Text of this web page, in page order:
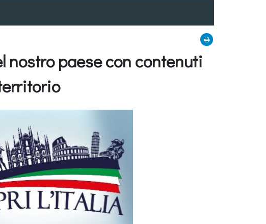
nostro paese con contenuti